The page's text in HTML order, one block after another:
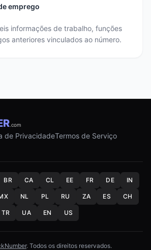
emprego
informações de trabalho, funções
anteriores vinculados ao número.
.com
de PrivacidadeTermos de Serviço
BR CA CL EE FR DE IN
NL PL RU ZA ES CH
TR UA EN US
. Todos os direitos reservados.